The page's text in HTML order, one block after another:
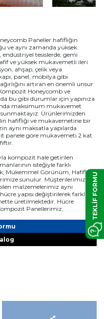
TEKLİF FORMU
Paneller hafifliğin
ve aynı zamanda yüksek
tesislerde, gemi
ve yüksek mukavemetli ileri
ahşap, çelik veya
panel, mobilya gibi
artıran en önemli unsur
Honeycomb ve
bu gibi durumlar için yapınıza
maksimum mukavemet
Ürünlerimizden
hafifliği ve mukavemetine bir
aynı maksatla yapılarda
panele göre mukavemeti 2 kat
kompozit hale getirilen
isteğiyle farklı
Mükemmel Görünüm, Hafiflik
sunulur. Müşterilerimizin
malzemelerimiz aynı
yapısı değiştirilerek farklı
üretilmektedir. Hücre
Panellerimiz;